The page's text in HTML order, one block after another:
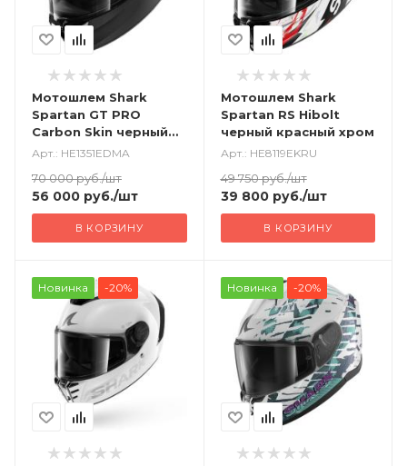
Мотошлем Shark
Spartan GT PRO
Carbon Skin черный
матовый
Арт.: HE1351EDMA
70 000руб./шт
56 000 руб./шт
В КОРЗИНУ
Мотошлем Shark
Spartan RS Hibolt
черный красный хром
Арт.: HE8119EKRU
49 750руб./шт
39 800руб./шт
В КОРЗИНУ
Новинка -20% Новинка -20%